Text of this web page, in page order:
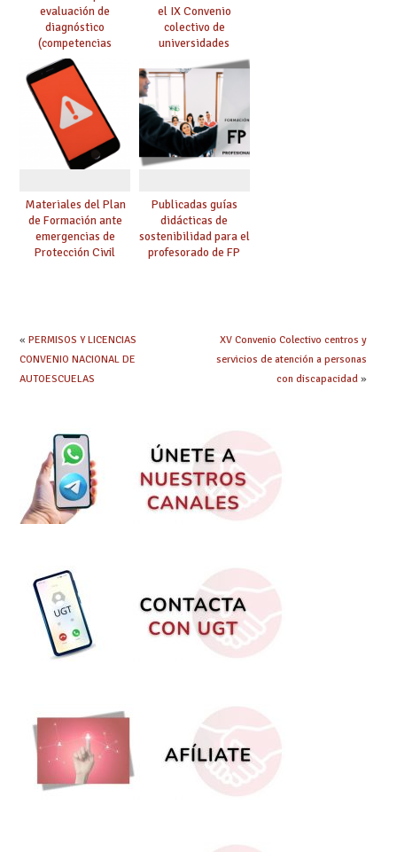
evaluación de
diagnóstico
(competencias
lingüística y
matemática, 4º de
Primaria y 2º de ESO)
el IX Convenio
colectivo de
universidades
privadas, centros
universitarios
privados y centros de
formación de
postgraduados
Materiales del Plan
de Formación ante
emergencias de
Protección Civil
Publicadas guías
didácticas de
sostenibilidad para el
profesorado de FP
« PERMISOS Y LICENCIAS
CONVENIO NACIONAL DE
AUTOESCUELAS
XV Convenio Colectivo centros y
servicios de atención a personas
con discapacidad»